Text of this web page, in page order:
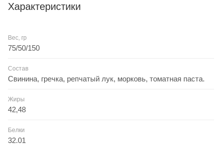
Характеристики
Вес, гр
75/50/150
Состав
Свинина, гречка, репчатый лук, морковь, томатная паста.
Жиры
42,48
Белки
32.01